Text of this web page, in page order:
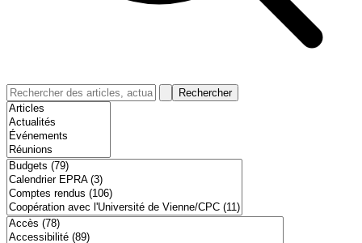
Rechercher